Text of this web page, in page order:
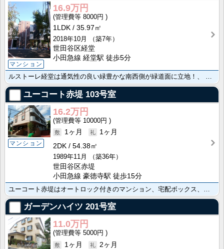
マンション
16.9万円
8000円
1LDK
35.97㎡
2018年10月
（築7年）
世田谷区経堂
小田急線 経堂駅 徒歩5分
ルストーレ経堂は通気性の良い緑豊かな南西側が緑道面に立地！、 農大通り商店街至近で生活便利。ペットと･･･
ユーコート赤堤 103号室
マンション
16.2万円
10000円
1ヶ月
1ヶ月
2DK
54.38㎡
1989年11月
（築36年）
世田谷区赤堤
小田急線 豪徳寺駅 徒歩15分
ガーデンハイツ 201号室
11.0万円
5000円
1ヶ月
2ヶ月